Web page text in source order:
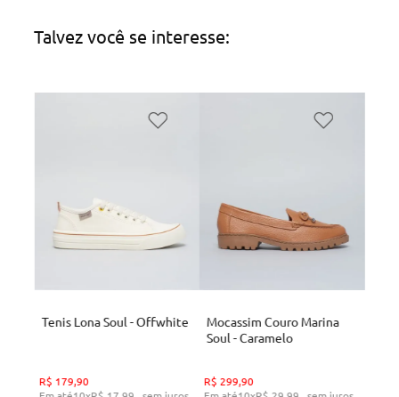
Talvez você se interesse:
Tenis Lona Soul - Offwhite
R$ 179,90
Mocassim Couro Marina
Soul - Caramelo
R$ 299,90